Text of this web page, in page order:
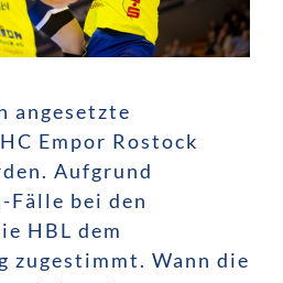
angesetzte
Empor Rostock
Aufgrund
Fälle bei den
HBL dem
zugestimmt. Wann die